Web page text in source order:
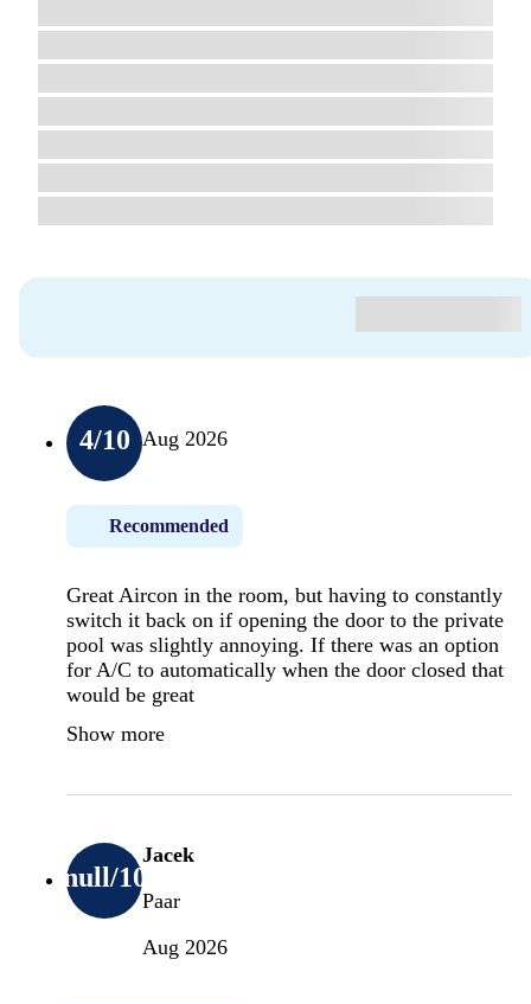
4/10 Aug 2026
Recommended
Great Aircon in the room, but having to constantly
switch it back on if opening the door to the private
pool was slightly annoying. If there was an option
for A/C to automatically when the door closed that
would be great
Show more
null/10
Jacek
Paar
Aug 2026